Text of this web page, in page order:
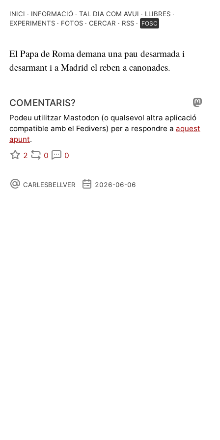
INICI INFORMACIÓ TAL DIA COM AVUI
LLIBRES
EXPERIMENTS
FOTOS CERCAR RSS FOSC
El Papa de Roma demana una pau desarmada i
desarmant i a Madrid el reben a canonades.
COMENTARIS?
Podeu utilitzar Mastodon (o qualsevol altra aplicació
compatible amb el Fedivers) per a respondre a aquest
apunt.
2
0 0
CARLESBELLVER 2026-06-06